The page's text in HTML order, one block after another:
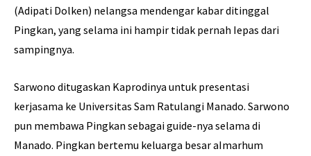
(Adipati Dolken) nelangsa mendengar kabar ditinggal
Pingkan, yang selama ini hampir tidak pernah Iepas dari
sampingnya.
Sarwono ditugaskan Kaprodinya untuk presentasi
kerjasama ke Universitas Sam Ratulangi Manado. Sarwono
pun membawa Pingkan sebagai guide-nya selama di
Manado. Pingkan bertemu keluarga besar aImarhum